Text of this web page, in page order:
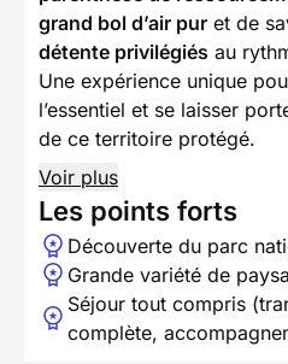
grand bol d’air pur et de
détente privilégiés au
Une expérience unique
l’essentiel et se laisser
de ce territoire protégé.
Voir plus
Les points forts
Découverte du parc
Grande variété de
Séjour tout compris
complète,